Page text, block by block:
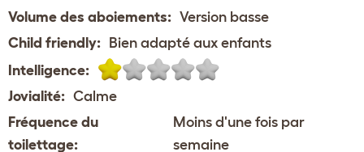
Volume des aboiements: Version basse
Child friendly: Bien adapté aux enfants
Intelligence:
Jovialité: Calme
Fréquence du
toilettage:
Moins d'une fois par
semaine